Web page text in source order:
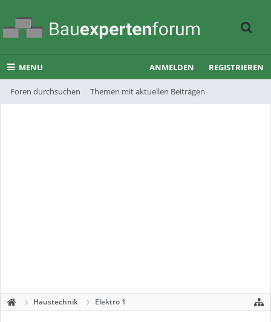
MENU
Foren durchsuchen Themen mit aktuellen Beiträgen
ANMELDEN REGISTRIEREN
Haustechnik Elektro 1